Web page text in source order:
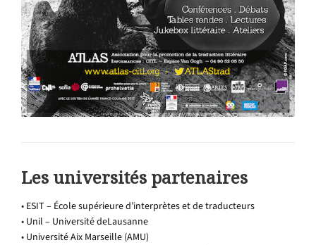
Les universités partenaires
• ESIT – École supérieure d’interprètes et de traducteurs
• Unil – Université deLausanne
• Université Aix Marseille (AMU)